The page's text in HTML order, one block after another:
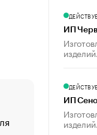
«От спорта
ИП
ИП